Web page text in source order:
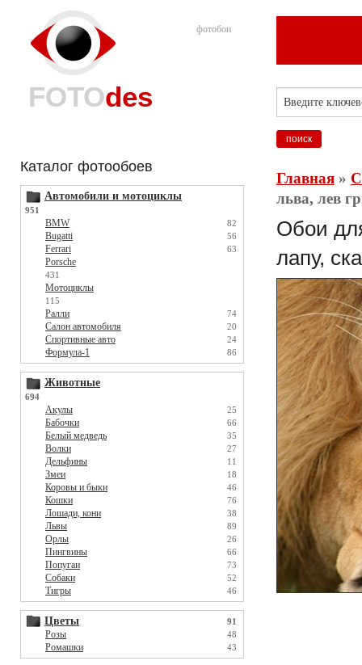
фотобои
FOTOdes
Каталог фотообоев
Автомобили и мотоциклы
951
BMW 82
Bugatti 56
Ferrari 63
Porsche
431
Мотоциклы
115
Ралли 74
Салон автомобиля 20
Спортивные авто 24
Формула-1 86
Животные
694
Акулы 25
Бабочки 66
Белый медведь 35
Волки 27
Дельфины 11
Змеи 18
Коровы и быки 46
Кошки 76
Лошади, кони 38
Львы 89
Орлы 26
Пингвины 66
Попугаи 73
Собаки 52
Тигры 46
Цветы 91
Розы 48
Ромашки 43
Главная»
льва, лев
Обои
лапу,